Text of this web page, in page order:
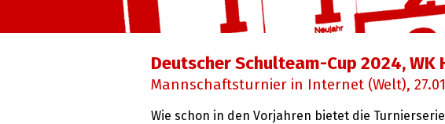
Deutscher Schulteam-Cup 2024, WK
Mannschaftsturnier in Internet (Welt),
Wie schon in den Vorjahren bietet die Turnierserie